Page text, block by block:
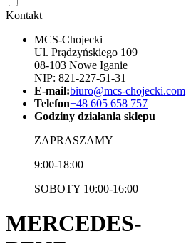
Kontakt
MCS-Chojecki
Ul. Prądzyńskiego 109
08-103 Nowe Iganie
NIP: 821-227-51-31
E-mail:biuro@mcs-chojecki.com
Telefon+48 605 658 757
Godziny działania sklepu
ZAPRASZAMY
9:00-18:00
SOBOTY 10:00-16:00
MERCEDES-